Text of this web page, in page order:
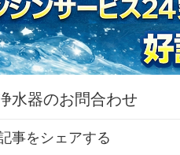
事をシェアする